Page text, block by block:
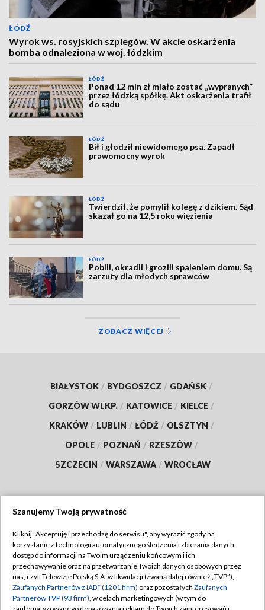
ŁÓDŹ
Wyrok ws. rosyjskich szpiegów. W akcie oskarżenia
bomba odnaleziona w woj. łódzkim
ŁÓDŹ
Ponad 12 mln zł miało zostać „wypranych”
przez łódzką spółkę. Akt oskarżenia trafił
do sądu
ŁÓDŹ
Bił i głodził niewidomego psa. Zapadł
prawomocny wyrok
ŁÓDŹ
Twierdził, że pomylił kolegę z dzikiem. Sąd
skazał go na 12,5 roku więzienia
ŁÓDŹ
Pobili, okradli i grozili spaleniem domu. Są
zarzuty dla młodych sprawców
ZOBACZ WIĘCEJ
BIAŁYSTOK / BYDGOSZCZ / GDAŃSK /
GORZÓW WLKP. / KATOWICE / KIELCE /
KRAKÓW / LUBLIN / ŁÓDŹ / OLSZTYN /
OPOLE / POZNAŃ / RZESZÓW /
SZCZECIN / WARSZAWA / WROCŁAW
TVP
Abonament TVP
Emisja w TVP
Centrum informacji TVP
Regulamin TVP
Polityka prywatności
Moje zgody
Szanujemy Twoją prywatność
Kliknij "Akceptuję i przechodzę do serwisu", aby wyrazić zgody na
korzystanie z technologii automatycznego śledzenia i zbierania danych,
dostęp do informacji na Twoim urządzeniu końcowym i ich
przechowywanie oraz na przetwarzanie Twoich danych osobowych przez
nas, czyli Telewizję Polską S.A. w likwidacji (zwaną dalej również „TVP”),
Zaufanych Partnerów z IAB* (1201 firm) oraz pozostałych Zaufanych
Partnerów TVP (93 firm), w celach marketingowych (w tym do